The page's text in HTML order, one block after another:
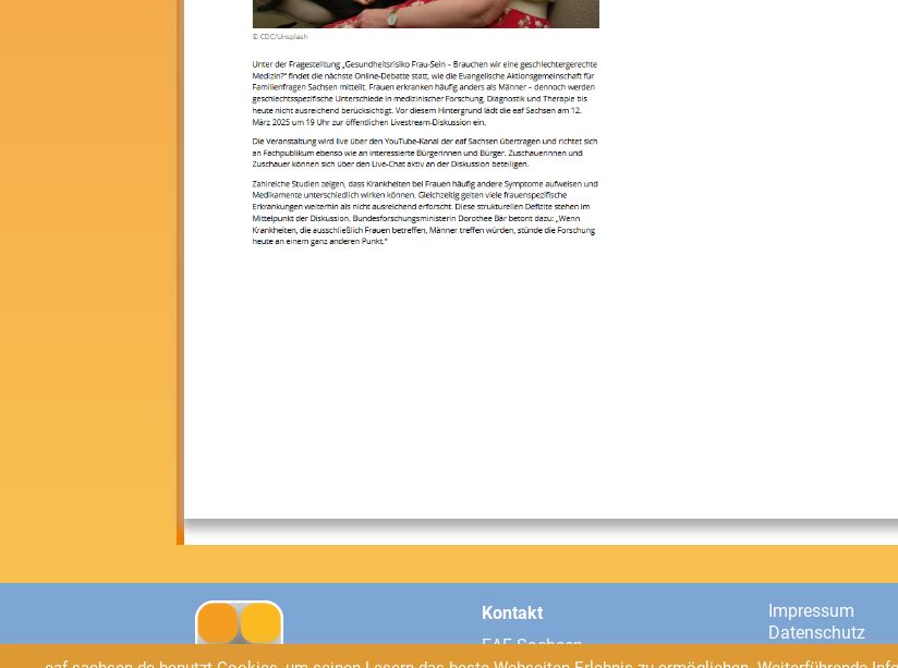
Kontakt
EAF Sachsen
Impressum
Datenschutz